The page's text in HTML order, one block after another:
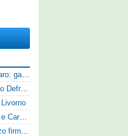
Dramma in amichevole tra Modena e Vis Pesaro: gara sospesa per il grave infortunio di Sersanti
Clamoroso Cittadella Modena, Biagini sul colpo Defrel: «Per noi rappresenta un sogno, a volte si realizzano»
Pistoiese da applausi in amichevole: Corazza e Cardelli piegano lo Scandicci per 1-0
Ternana, scatta il conto alla rovescia: Costanzo firma, Hraiech vicino e nel pomeriggio c'è l'amichevole